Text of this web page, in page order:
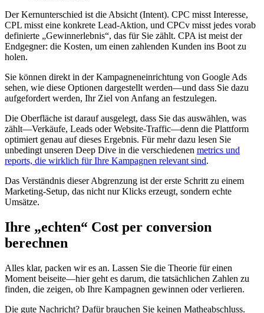
Der Kernunterschied ist die Absicht (Intent). CPC misst Interesse,
CPL misst eine konkrete Lead-Aktion, und CPCv misst jedes vorab
definierte „Gewinnerlebnis“, das für Sie zählt. CPA ist meist der
Endgegner: die Kosten, um einen zahlenden Kunden ins Boot zu
holen.
Sie können direkt in der Kampagneneinrichtung von Google Ads
sehen, wie diese Optionen dargestellt werden—und dass Sie dazu
aufgefordert werden, Ihr Ziel von Anfang an festzulegen.
Die Oberfläche ist darauf ausgelegt, dass Sie das auswählen, was
zählt—Verkäufe, Leads oder Website-Traffic—denn die Plattform
optimiert genau auf dieses Ergebnis. Für mehr dazu lesen Sie
unbedingt unseren Deep Dive in die verschiedenen metrics und
reports, die wirklich für Ihre Kampagnen relevant sind.
Das Verständnis dieser Abgrenzung ist der erste Schritt zu einem
Marketing-Setup, das nicht nur Klicks erzeugt, sondern echte
Umsätze.
Ihre „echten“ Cost per conversion
berechnen
Alles klar, packen wir es an. Lassen Sie die Theorie für einen
Moment beiseite—hier geht es darum, die tatsächlichen Zahlen zu
finden, die zeigen, ob Ihre Kampagnen gewinnen oder verlieren.
Die gute Nachricht? Dafür brauchen Sie keinen Matheabschluss.